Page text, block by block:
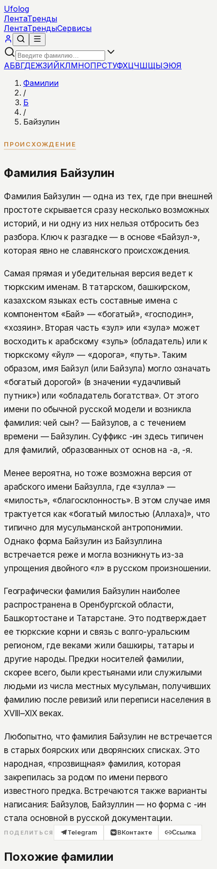
Ufolog
ЛентаТренды
ЛентаТрендыСервисы
АБВГДЕЖЗИЙКЛМНОПРСТУФХЦЧШЩЫЭЮЯ
Фамилии
/
Б
/
Байзулин
ПРОИСХОЖДЕНИЕ
Фамилия Байзулин
Фамилия Байзулин — одна из тех, где при внешней
простоте скрывается сразу несколько возможных
историй, и ни одну из них нельзя отбросить без
разбора. Ключ к разгадке — в основе «Байзул-»,
которая явно не славянского происхождения.
Самая прямая и убедительная версия ведет к
тюркским именам. В татарском, башкирском,
казахском языках есть составные имена с
компонентом «Бай» — «богатый», «господин»,
«хозяин». Вторая часть «зул» или «зула» может
восходить к арабскому «зуль» (обладатель) или к
тюркскому «йул» — «дорога», «путь». Таким
образом, имя Байзул (или Байзула) могло означать
«богатый дорогой» (в значении «удачливый
путник») или «обладатель богатства». От этого
имени по обычной русской модели и возникла
фамилия: чей сын? — Байзулов, а с течением
времени — Байзулин. Суффикс -ин здесь типичен
для фамилий, образованных от основ на -а, -я.
Менее вероятна, но тоже возможна версия от
арабского имени Байзулла, где «зулла» —
«милость», «благосклонность». В этом случае имя
трактуется как «богатый милостью (Аллаха)», что
типично для мусульманской антропонимии.
Однако форма Байзулин из Байзуллина
встречается реже и могла возникнуть из-за
упрощения двойного «л» в русском произношении.
Географически фамилия Байзулин наиболее
распространена в Оренбургской области,
Башкортостане и Татарстане. Это подтверждает
ее тюркские корни и связь с волго-уральским
регионом, где веками жили башкиры, татары и
другие народы. Предки носителей фамилии,
скорее всего, были крестьянами или служилыми
людьми из числа местных мусульман, получивших
фамилию после ревизий или переписи населения в
XVIII–XIX веках.
Любопытно, что фамилия Байзулин не встречается
в старых боярских или дворянских списках. Это
народная, «прозвищная» фамилия, которая
закрепилась за родом по имени первого
известного предка. Встречаются также варианты
написания: Байзулов, Байзуллин — но форма с -ин
стала основной в русской документации.
ПОДЕЛИТЬСЯ Telegram ВКонтакте Ссылка
Похожие фамилии